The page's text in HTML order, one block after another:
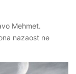
Mehmet.
nazaost ne